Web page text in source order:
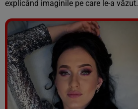
explicând imaginile pe care le-a văzut.